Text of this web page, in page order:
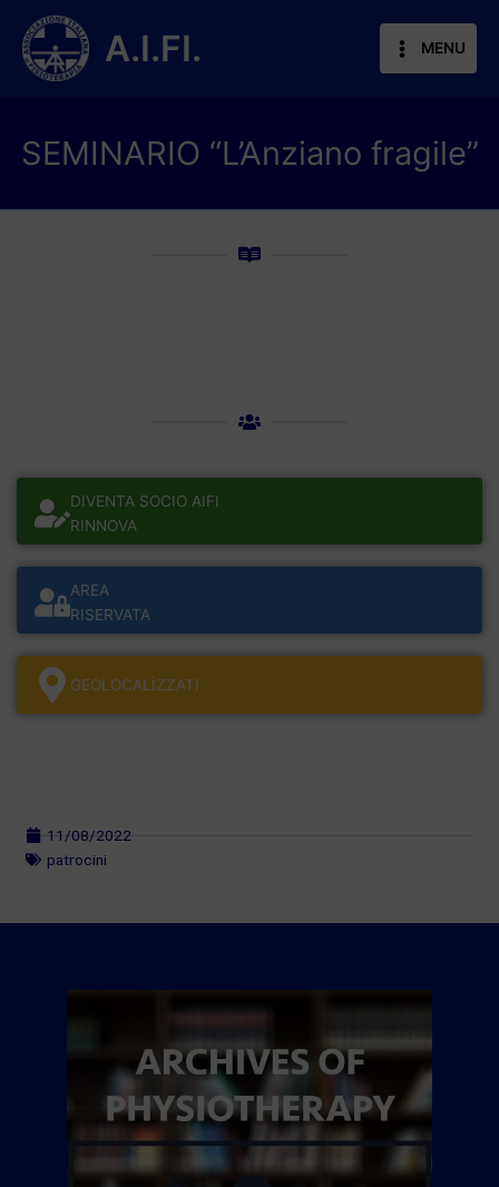
contenuto
A.I.FI. MENU
SEMINARIO “L’Anziano fragile”
DIVENTA SOCIO AIFI
RINNOVA
AREA
RISERVATA
GEOLOCALÌZZATI
11/08/2022
patrocini